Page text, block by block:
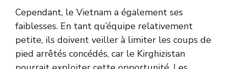
Cependant, le Vietnam a également ses
faiblesses. En tant qu’équipe relativement
petite, ils doivent veiller à limiter les coups de
pied arrêtés concédés, car le Kirghizistan